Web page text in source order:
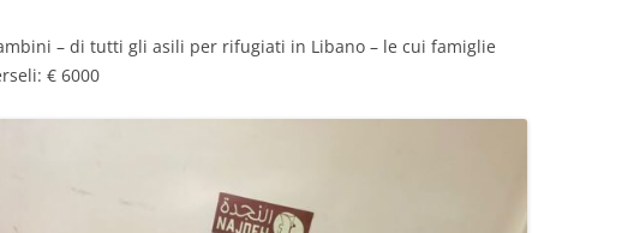
– di tutti gli asili per rifugiati in Libano – le cui famiglie
€ 6000